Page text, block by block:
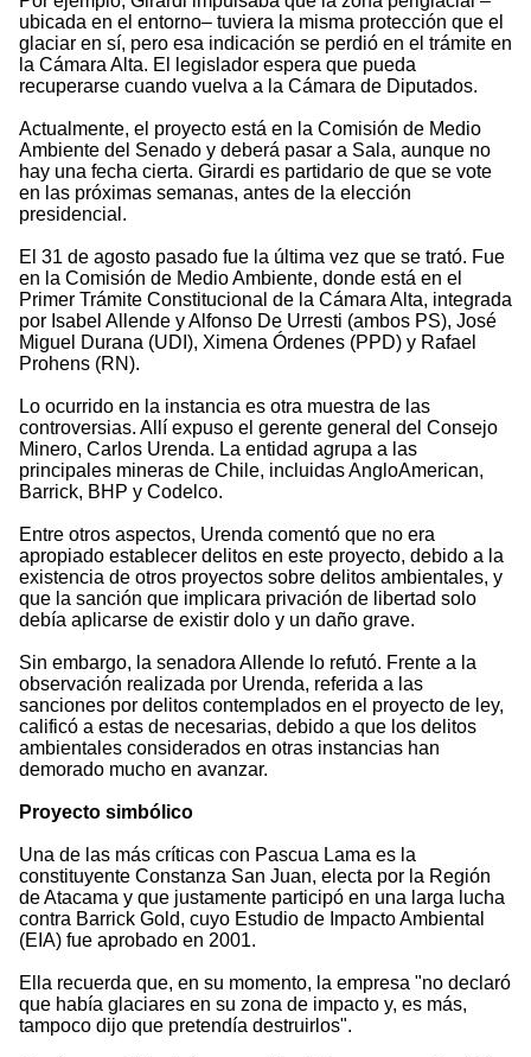
ubicada en el entorno– tuviera la misma protección que el
glaciar en sí, pero esa indicación se perdió en el trámite en
la Cámara Alta. El legislador espera que pueda
recuperarse cuando vuelva a la Cámara de Diputados.
Actualmente, el proyecto está en la Comisión de Medio
Ambiente del Senado y deberá pasar a Sala, aunque no
hay una fecha cierta. Girardi es partidario de que se vote
en las próximas semanas, antes de la elección
presidencial.
El 31 de agosto pasado fue la última vez que se trató. Fue
en la Comisión de Medio Ambiente, donde está en el
Primer Trámite Constitucional de la Cámara Alta, integrada
por Isabel Allende y Alfonso De Urresti (ambos PS), José
Miguel Durana (UDI), Ximena Órdenes (PPD) y Rafael
Prohens (RN).
Lo ocurrido en la instancia es otra muestra de las
controversias. Allí expuso el gerente general del Consejo
Minero, Carlos Urenda. La entidad agrupa a las
principales mineras de Chile, incluidas AngloAmerican,
Barrick, BHP y Codelco.
Entre otros aspectos, Urenda comentó que no era
apropiado establecer delitos en este proyecto, debido a la
existencia de otros proyectos sobre delitos ambientales, y
que la sanción que implicara privación de libertad solo
debía aplicarse de existir dolo y un daño grave.
Sin embargo, la senadora Allende lo refutó. Frente a la
observación realizada por Urenda, referida a las
sanciones por delitos contemplados en el proyecto de ley,
calificó a estas de necesarias, debido a que los delitos
ambientales considerados en otras instancias han
demorado mucho en avanzar.
Proyecto simbólico
Una de las más críticas con Pascua Lama es la
constituyente Constanza San Juan, electa por la Región
de Atacama y que justamente participó en una larga lucha
contra Barrick Gold, cuyo Estudio de Impacto Ambiental
(EIA) fue aprobado en 2001.
Ella recuerda que, en su momento, la empresa "no declaró
que había glaciares en su zona de impacto y, es más,
tampoco dijo que pretendía destruirlos".